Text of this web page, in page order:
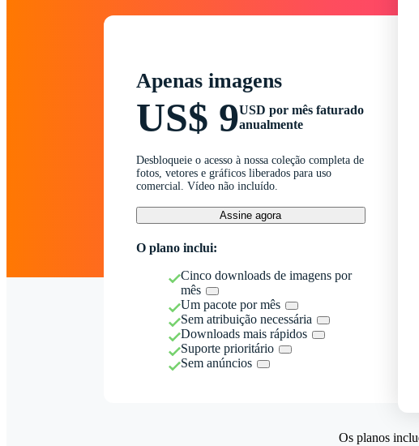
Apenas imagens
US$ 9USD por mês faturado
anualmente
Desbloqueie o acesso à nossa coleção completa de
fotos, vetores e gráficos liberados para uso
comercial. Vídeo não incluído.
Assine agora
O plano inclui:
Cinco downloads de imagens por
mês
Um pacote por mês
Sem atribuição necessária
Downloads mais rápidos
Suporte prioritário
Sem anúncios
Os planos